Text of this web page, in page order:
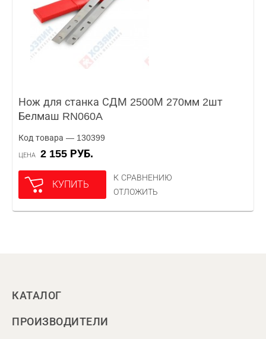
Нож для станка СДМ 2500М 270мм 2шт
Белмаш RN060A
Код товара — 130399
ЦЕНА 2 155 РУБ.
КУПИТЬ
К СРАВНЕНИЮ
ОТЛОЖИТЬ
КАТАЛОГ
ПРОИЗВОДИТЕЛИ